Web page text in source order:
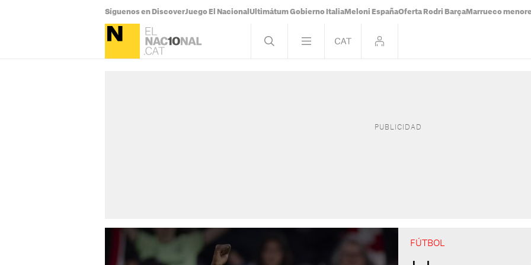
Síguenos en DiscoverJuego El Nacional Ultimátum Gobierno Italia Meloni EspañaOferta Rodri Barça Marrueco
FÚTBOL